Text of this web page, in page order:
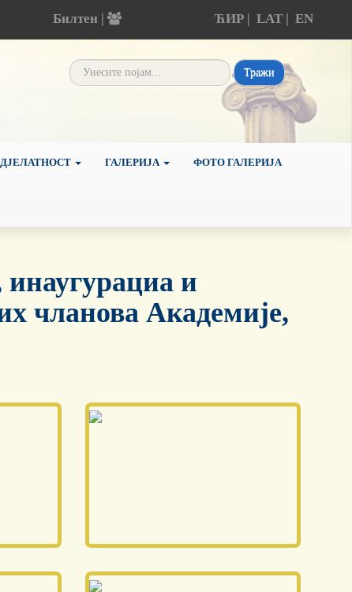
Билтен | ЋИР| LAT| EN
Тражи
ГАЛЕРИЈА ФОТО ГАЛЕРИЈА
и
чланова Академије,